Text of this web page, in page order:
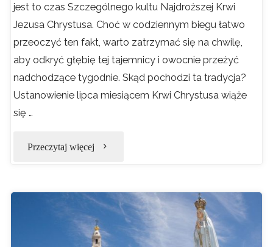
jest to czas Szczególnego kultu Najdroższej Krwi
Jezusa Chrystusa. Choć w codziennym biegu łatwo
przeoczyć ten fakt, warto zatrzymać się na chwilę,
aby odkryć głębię tej tajemnicy i owocnie przeżyć
nadchodzące tygodnie. Skąd pochodzi ta tradycja?
Ustanowienie lipca miesiącem Krwi Chrystusa wiąże
się …
Przeczytaj więcej "Lipiec
Miesiąc
Najdroższej